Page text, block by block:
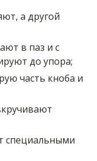
а другой
в паз и с
до упора;
часть кноба и
специальными